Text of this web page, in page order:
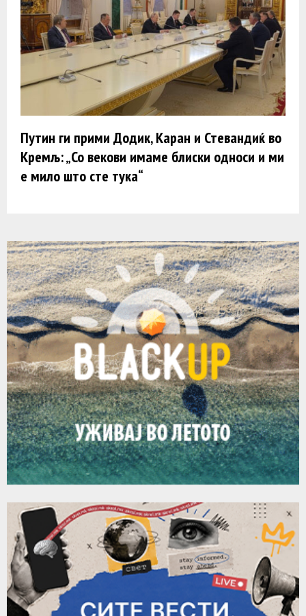
Путин ги прими Додик, Каран и Стевандиќ во
Кремљ: „Со векови имаме блиски односи и ми
е мило што сте тука“